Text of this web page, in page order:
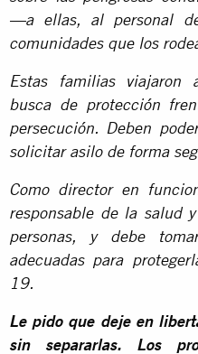
—a ellas, al personal
comunidades que los
Estas familias viajaron
busca de protección
persecución. Deben
solicitar asilo de forma
Como director en
responsable de la salud
personas, y debe
adecuadas para
19.
Le pido que deje en
sin separarlas. Los